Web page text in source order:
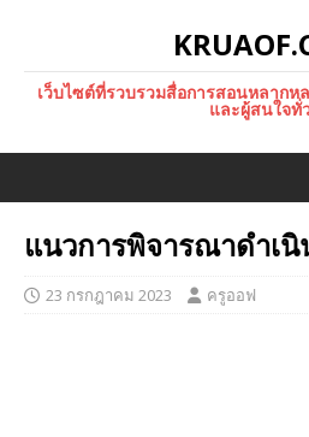
เว็บไซต์ที่รวบรวมสื่อการสอนหลากห
และผู้สนใจทั่
แนวการพิจารณาดำเ
23 กรกฎาคม 2023 ครูออฟ